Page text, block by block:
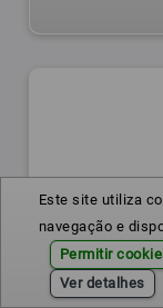
Este site utiliza
navegação e
Permitir
Ver detalhes
Ref.: 9112231